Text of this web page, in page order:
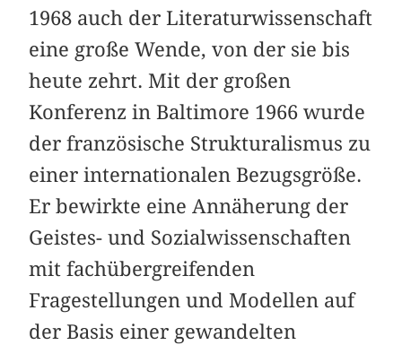
1968 auch der Literaturwissenschaft
eine große Wende, von der sie bis
heute zehrt. Mit der großen
Konferenz in Baltimore 1966 wurde
der französische Strukturalismus zu
einer internationalen Bezugsgröße.
Er bewirkte eine Annäherung der
Geistes- und Sozialwissenschaften
mit fachübergreifenden
Fragestellungen und Modellen auf
der Basis einer gewandelten